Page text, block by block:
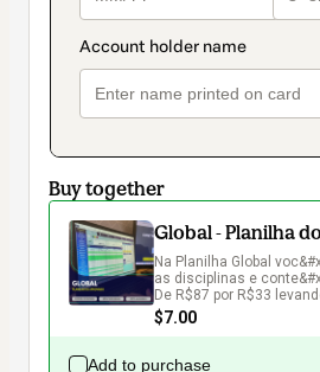
Buy together
Global - Planilha
Na Planilha Global
as disciplinas e
De R$87 por R$33
$7.00
Add to purchase